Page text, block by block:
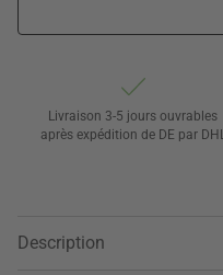
Livraison 3-5 jours ouvrables
après expédition de DE par DHL
Description